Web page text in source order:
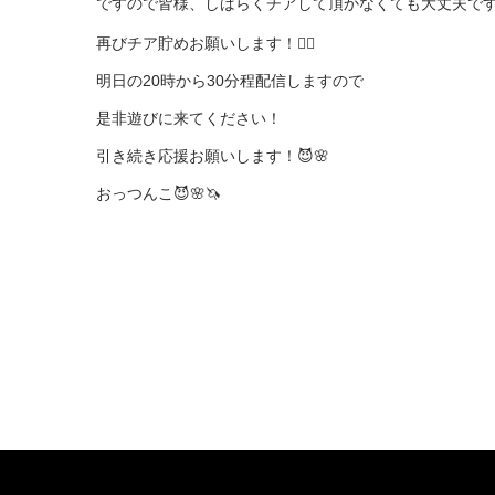
再びチア貯めお願いします！🙇‍♂️
明日の20時から30分程配信しますので
是非遊びに来てください！
引き続き応援お願いします！😈🌸
おっつんこ😈🌸🦄